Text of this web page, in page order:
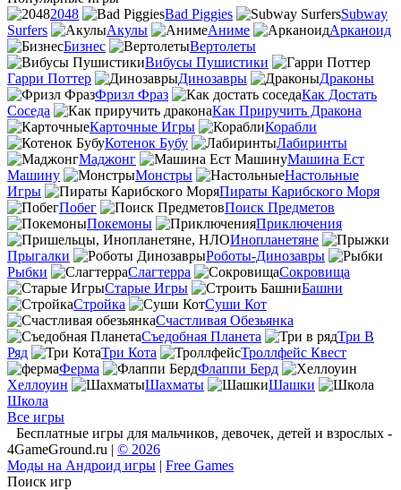
2048
Bad Piggies
Subway
Surfers
Акулы Аниме
Арканоид
Бизнес
Вертолеты
Вибусы Пушистики
Гарри Поттер
Динозавры
Драконы
Фризл Фраз
Как Достать
Соседа
Как Приручить Дракона
Карточные Игры
Корабли
Котенок Бубу
Лабиринты
Маджонг
Машина Ест
Машину
Монстры
Настольные
Игры
Пираты Карибского Моря
Побег
Поиск Предметов
Покемоны
Приключения
Инопланетяне
Прыгалки
Роботы-Динозавры
Рыбки
Слагтерра
Сокровища
Старые Игры
Башни
Стройка
Суши Кот
Счастливая Обезьянка
Съедобная Планета
Три В
Ряд
Три Кота
Троллфейс Квест
Ферма
Флаппи Берд
Хеллоуин
Шахматы
Шашки
Школа
Все игры
Бесплатные игры для мальчиков, девочек, детей и взрослых -
4GameGround.ru | © 2026
Моды на Андроид игры | Free Games
Поиск игр